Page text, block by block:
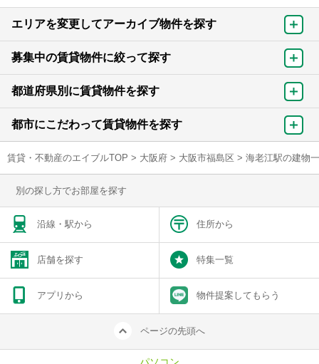
エリアを変更してアーカイブ物件を探す
募集中の賃貸物件に絞って探す
都道府県別に賃貸物件を探す
都市にこだわって賃貸物件を探す
賃貸・不動産のエイブルTOP > 大阪府 > 大阪市福島区 > 海老江駅の建物
別の探し方でお部屋を探す
沿線・駅から 住所から
店舗を探す 特集一覧
アプリから 物件提案してもらう
ページの先頭へ